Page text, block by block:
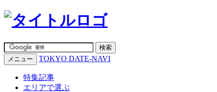
メニュー TOKYO DATE-NAVI
特集記事
エリアで選ぶ